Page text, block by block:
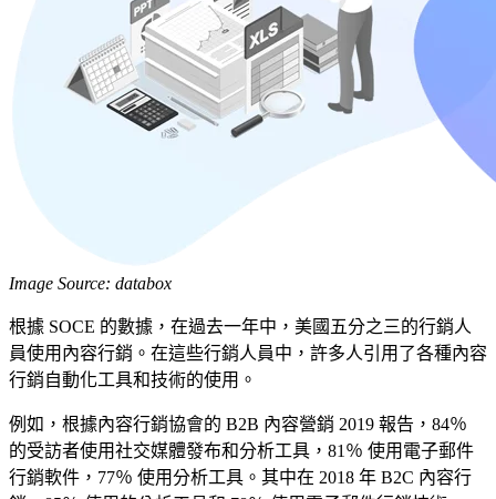
Image Source: databox
根據 SOCE 的數據，在過去一年中，美國五分之三的行銷人
員使用內容行銷。在這些行銷人員中，許多人引用了各種內容
行銷自動化工具和技術的使用。
例如，根據內容行銷協會的 B2B 內容營銷 2019 報告，84％
的受訪者使用社交媒體發布和分析工具，81％ 使用電子郵件
行銷軟件，77％ 使用分析工具。其中在 2018 年 B2C 內容行